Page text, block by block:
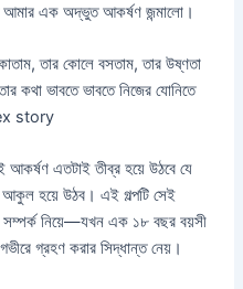
আমার এক অদ্ভুত আকর্ষণ জন্মালো।
তার কোলে বসতাম, তার উষ্ণতা
কথা ভাবতে ভাবতে নিজের যোনিতে
story
এতটাই তীব্র হয়ে উঠবে যে
আকুল হয়ে উঠব। এই গল্পটি সেই
সম্পর্ক নিয়ে—যখন এক ১৮ বছর বয়সী
গভীরে গ্রহণ করার সিদ্ধান্ত নেয়।